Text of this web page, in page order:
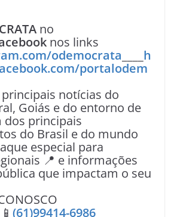
no
nos links
odemocrata
h
portalodem
notícias do
Goiás e do entorno de
dos principais
do Brasil e do mundo
especial para
📍 e informações
que impactam o seu
(61)99414-6986